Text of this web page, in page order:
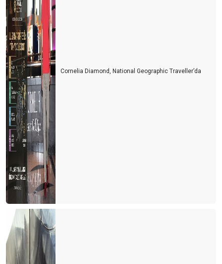
SAĞLIK TURİZMİ ATEŞELİĞİ
Gastrofizik
Zamanın durduğu şehir Yalvaç
Kriz anlarında karar alma sanatı
İnsanın en az üç alternatifi olmalı
Taksiler ve şehrin imajı
Hayat seçtiğiniz kadındır
600 Dolar nereye gitti?
Paylaşım ekonomisi ve yeni bir satış stratejisi önerisi
Turizm ve Otelcilik Düzenleme ve Denetleme Kurumu (TODDK)
Yeni tesisler yönetmeliği
Ah şu biz çılgın Türkler!
Seçim paradoksu ve karar verme zorluğu
Vanilyalı dondurma ve Pontıac
Cornelia Diamond, National Geographic Traveller’da